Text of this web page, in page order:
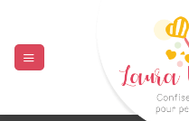
contenu